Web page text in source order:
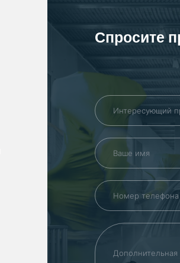
Спросите